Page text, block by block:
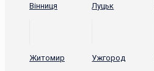
Вінниця Луцьк
Житомир Ужгород